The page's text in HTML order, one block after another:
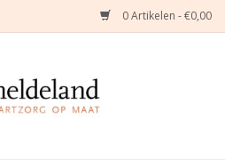
0 Artikelen - €0,00